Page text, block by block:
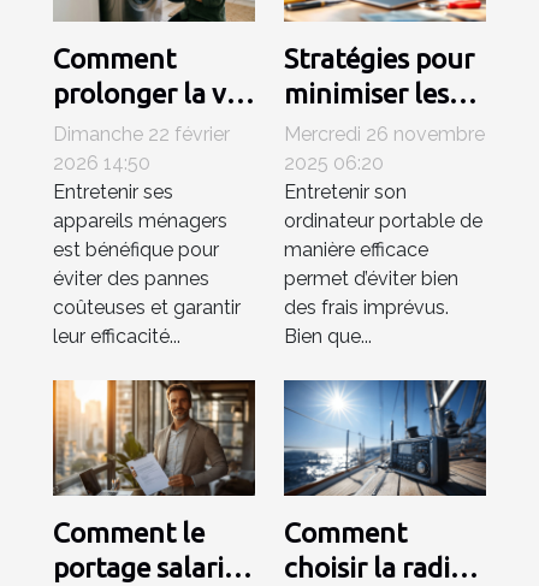
Comment
prolonger la vie
de vos appareils
ménagers ?
Dimanche 22 février
2026 14:50
Entretenir ses
appareils ménagers
est bénéfique pour
éviter des pannes
coûteuses et garantir
leur efficacité...
Stratégies pour
minimiser les
frais de
réparations
d'ordinateurs
portables
Mercredi 26 novembre
2025 06:20
Entretenir son
ordinateur portable de
manière efficace
permet d’éviter bien
des frais imprévus.
Bien que...
Comment le
portage salarial
Comment
choisir la radio